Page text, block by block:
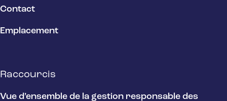
Contact
Emplacement
Raccourcis
Vue d’ensemble de la gestion responsable des